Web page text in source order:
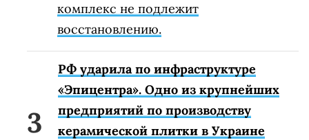
комплекс не подлежит
восстановлению.
РФ ударила по инфраструктуре
«Эпицентра». Одно из крупнейших
предприятий по производству
керамической плитки в Украине